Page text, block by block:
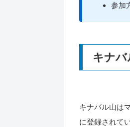
参加
キナバ
キナバル山は
に登録されて